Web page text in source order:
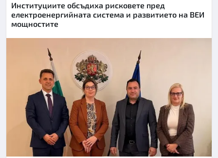
Институциите обсъдиха рисковете пред
електроенергийната система и развитието на ВЕИ
мощностите